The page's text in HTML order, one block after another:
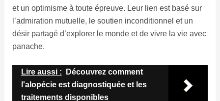
et un optimisme à toute épreuve. Leur lien est basé sur
l’admiration mutuelle, le soutien inconditionnel et un
désir partagé d’explorer le monde et de vivre la vie avec
panache.
Lire aussi :
Découvrez comment
l'alopécie est diagnostiquée et les
traitements disponibles